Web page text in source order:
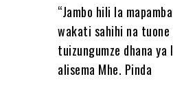
“Jambo hili la
wakati sahihi na
tuizungumze dhana
alisema Mhe. Pinda